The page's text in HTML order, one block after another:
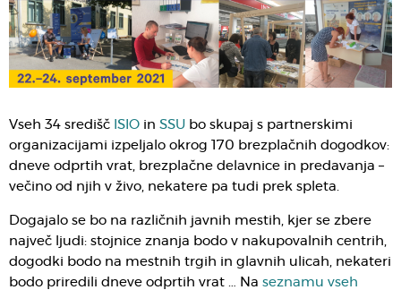
Vseh 34 središč ISIO in SSU bo skupaj s partnerskimi
organizacijami izpeljalo okrog 170 brezplačnih dogodkov:
dneve odprtih vrat, brezplačne delavnice in predavanja –
večino od njih v živo, nekatere pa tudi prek spleta.
Dogajalo se bo na različnih javnih mestih, kjer se zbere
največ ljudi: stojnice znanja bodo v nakupovalnih centrih,
dogodki bodo na mestnih trgih in glavnih ulicah, nekateri
bodo priredili dneve odprtih vrat … Na seznamu vseh